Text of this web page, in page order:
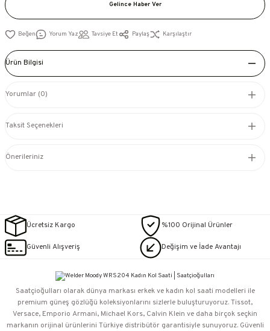
Gelince Haber Ver
Yorum Yaz Tavsiye Et Paylaş Karşılaştır
Ürün Bilgisi
Yorumlar (0)
Taksit Seçenekleri
Önerileriniz
Ücretsiz Kargo %100 Orijinal Ürünler
Güvenli Alışveriş Değişim ve İade Avantajı
Saatçioğulları⁠ olarak dünya markası erkek ve kadın kol saati modelleri ile
premium güneş gözlüğü koleksiyonlarını sizlerle buluşturuyoruz. Tissot,
Versace, Emporio Armani, Michael Kors, Calvin Klein ve daha birçok seçkin
markanın orijinal ürünlerini Türkiye distribütör garantisiyle sunuyoruz. Güvenli